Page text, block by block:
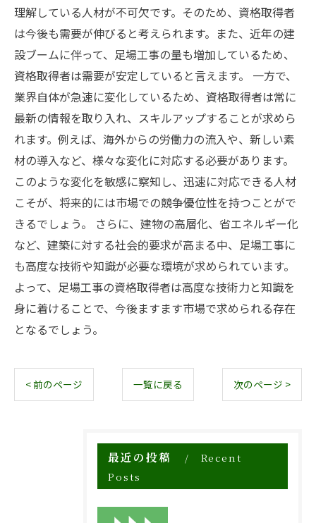
理解している人材が不可欠です。そのため、資格取得者
は今後も需要が伸びると考えられます。また、近年の建
設ブームに伴って、足場工事の量も増加しているため、
資格取得者は需要が安定していると言えます。 一方で、
業界自体が急速に変化しているため、資格取得者は常に
最新の情報を取り入れ、スキルアップすることが求めら
れます。例えば、海外からの労働力の流入や、新しい素
材の導入など、様々な変化に対応する必要があります。
このような変化を敏感に察知し、迅速に対応できる人材
こそが、将来的には市場での競争優位性を持つことがで
きるでしょう。 さらに、建物の高層化、省エネルギー化
など、建築に対する社会的要求が高まる中、足場工事に
も高度な技術や知識が必要な環境が求められています。
よって、足場工事の資格取得者は高度な技術力と知識を
身に着けることで、今後ますます市場で求められる存在
となるでしょう。
< 前のページ 一覧に戻る 次のページ >
最近の投稿
Recent
Posts